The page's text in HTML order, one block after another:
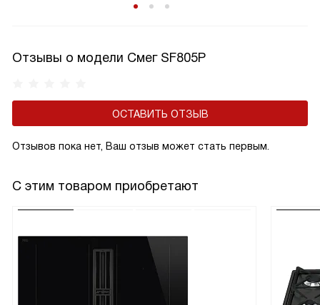
Отзывы о модели Смег SF805P
ОСТАВИТЬ ОТЗЫВ
Отзывов пока нет, Ваш отзыв может стать первым.
С этим товаром приобретают